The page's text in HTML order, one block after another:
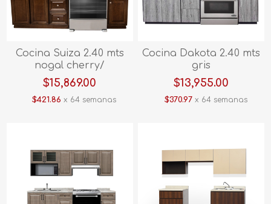
Cocina Suiza 2.40 mts
nogal cherry/
americano
$15,869.00
$421.86 x 64 semanas
Cocina Dakota 2.40 mts
gris
$13,955.00
$370.97x 64 semanas